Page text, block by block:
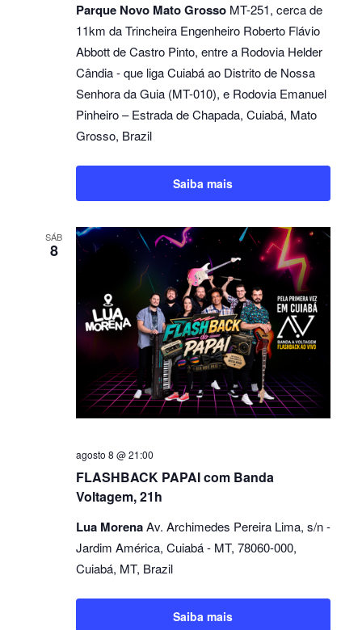
de
Eventos
Parque Novo Mato Grosso MT-251, cerca de
11km da Trincheira Engenheiro Roberto Flávio
Abbott de Castro Pinto, entre a Rodovia Helder
Cândia - que liga Cuiabá ao Distrito de Nossa
Senhora da Guia (MT-010), e Rodovia Emanuel
Pinheiro – Estrada de Chapada, Cuiabá, Mato
Grosso, Brazil
Saiba mais
SÁB
8
agosto 8 @ 21:00
FLASHBACK PAPAI com Banda
Voltagem, 21h
Lua MorenaAv. Archimedes Pereira Lima, s/n -
Jardim América, Cuiabá - MT, 78060-000,
Cuiabá, MT, Brazil
Saiba mais